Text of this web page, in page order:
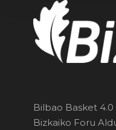
Bilbao Basket
Bizkaiko Foru